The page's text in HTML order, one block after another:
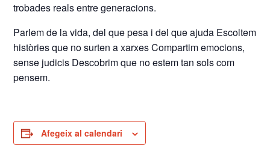
trobades reals entre generacions.
Parlem de la vida, del que pesa i del que ajuda Escoltem
històries que no surten a xarxes Compartim emocions,
sense judicis Descobrim que no estem tan sols com
pensem.
Afegeix al calendari